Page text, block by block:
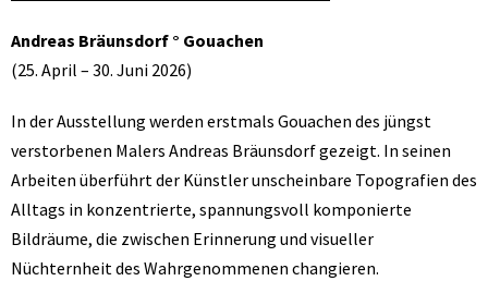
Andreas Bräunsdorf ° Gouachen
(25. April – 30. Juni 2026)
In der Ausstellung werden erstmals Gouachen des jüngst
verstorbenen Malers Andreas Bräunsdorf gezeigt. In seinen
Arbeiten überführt der Künstler unscheinbare Topografien des
Alltags in konzentrierte, spannungsvoll komponierte
Bildräume, die zwischen Erinnerung und visueller
Nüchternheit des Wahrgenommenen changieren.